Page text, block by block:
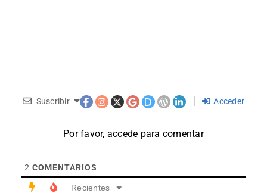
Suscribir Acceder
Por favor, accede para comentar
2 COMENTARIOS
Recientes